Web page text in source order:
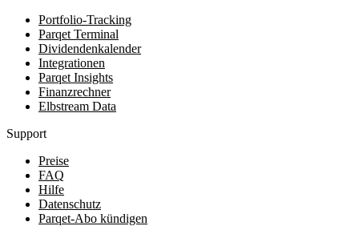
Portfolio-Tracking
Parqet Terminal
Dividendenkalender
Integrationen
Parqet Insights
Finanzrechner
Elbstream Data
Support
Preise
FAQ
Hilfe
Datenschutz
Parqet-Abo kündigen